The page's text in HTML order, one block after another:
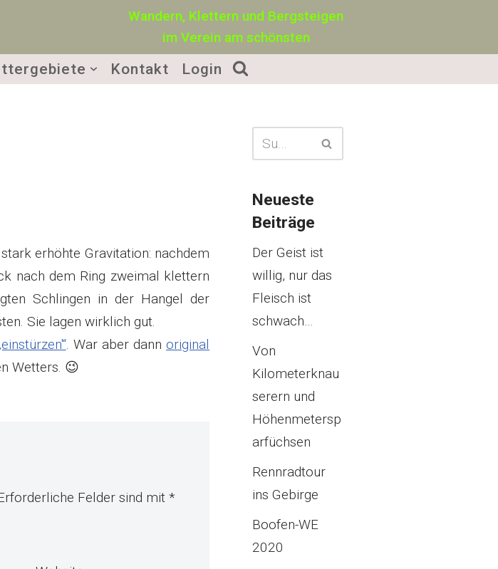
Wandern, Klettern und Bergsteigen
im Verein am schönsten
Kontakt Login
erhöhte Gravitation: nachdem
nach dem Ring zweimal klettern
Schlingen in der Hangel der
Sie lagen wirklich gut.
. War aber dannoriginal
Wetters. 😉
Felder sind mit *
Neueste
Beiträge
Der Geist ist
willig, nur das
Fleisch ist
schwach…
Von
Kilometerknau
serern und
Höhenmetersp
arfüchsen
Rennradtour
ins Gebirge
Boofen-WE
2020